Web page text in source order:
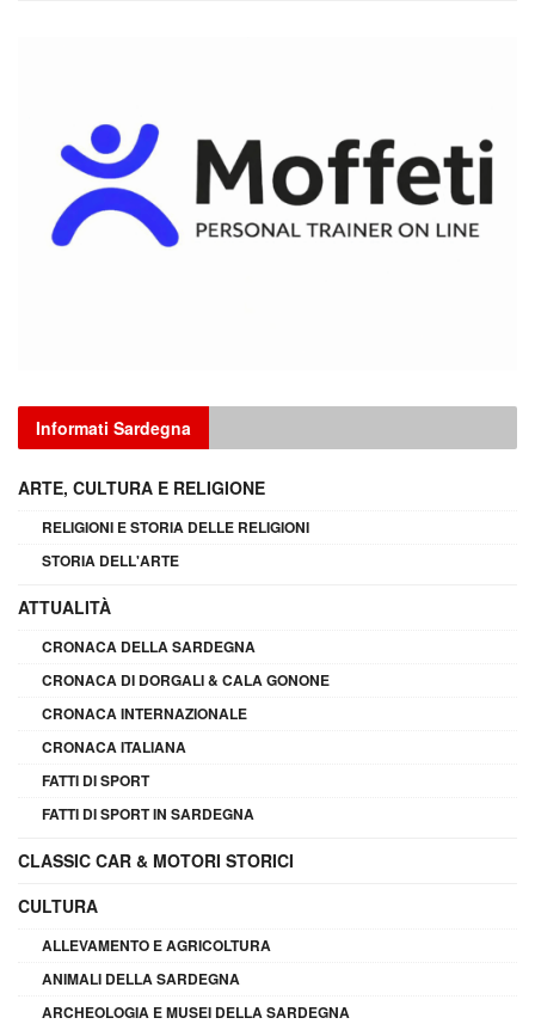
Informati Sardegna
ARTE, CULTURA E RELIGIONE
RELIGIONI E STORIA DELLE RELIGIONI
STORIA DELL'ARTE
ATTUALITÀ
CRONACA DELLA SARDEGNA
CRONACA DI DORGALI & CALA GONONE
CRONACA INTERNAZIONALE
CRONACA ITALIANA
FATTI DI SPORT
FATTI DI SPORT IN SARDEGNA
CLASSIC CAR & MOTORI STORICI
CULTURA
ALLEVAMENTO E AGRICOLTURA
ANIMALI DELLA SARDEGNA
ARCHEOLOGIA E MUSEI DELLA SARDEGNA